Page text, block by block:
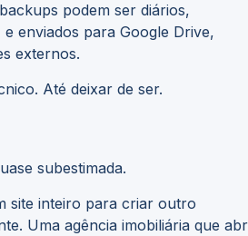
podem ser diários,
e enviados para Google Drive,
externos.
Até deixar de ser.
subestimada.
site inteiro para criar outro
Uma agência imobiliária que